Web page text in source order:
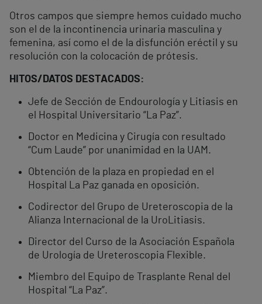
Otros campos que siempre hemos cuidado mucho
son el de la incontinencia urinaria masculina y
femenina, así como el de la disfunción eréctil y su
resolución con la colocación de prótesis.
HITOS/DATOS DESTACADOS:
Jefe de Sección de Endourología y Litiasis en
el Hospital Universitario “La Paz”.
Doctor en Medicina y Cirugía con resultado
“Cum Laude” por unanimidad en la UAM.
Obtención de la plaza en propiedad en el
Hospital La Paz ganada en oposición.
Codirector del Grupo de Ureteroscopia de la
Alianza Internacional de la UroLitiasis.
Director del Curso de la Asociación Española
de Urología de Ureteroscopia Flexible.
Miembro del Equipo de Trasplante Renal del
Hospital “La Paz”.